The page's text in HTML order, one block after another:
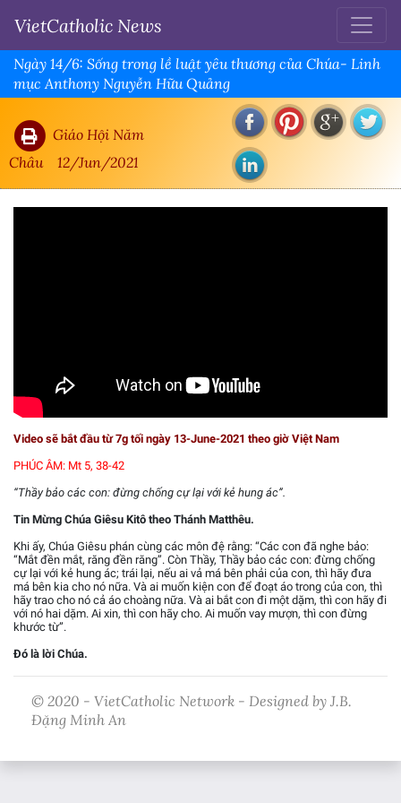
VietCatholic News
Ngày 14/6: Sống trong lề luật yêu thương của Chúa- Linh
mục Anthony Nguyễn Hữu Quảng
Giáo Hội Năm
Châu
12/Jun/2021
Video sẽ bắt đầu từ 7g tối ngày 13-June-2021 theo giờ Việt Nam
PHÚC ÂM: Mt 5, 38-42
“Thầy bảo các con: đừng chống cự lại với kẻ hung ác”.
Tin Mừng Chúa Giêsu Kitô theo Thánh Matthêu.
Khi ấy, Chúa Giêsu phán cùng các môn đệ rằng: “Các con đã nghe bảo:
“Mắt đền mắt, răng đền răng”. Còn Thầy, Thầy bảo các con: đừng chống
cự lại với kẻ hung ác; trái lại, nếu ai vả má bên phải của con, thì hãy đưa
má bên kia cho nó nữa. Và ai muốn kiện con để đoạt áo trong của con, thì
hãy trao cho nó cả áo choàng nữa. Và ai bắt con đi một dặm, thì con hãy đi
với nó hai dặm. Ai xin, thì con hãy cho. Ai muốn vay mượn, thì con đừng
khước từ”.
Đó là lời Chúa.
© 2020 - VietCatholic Network - Designed by J.B.
Đặng Minh An